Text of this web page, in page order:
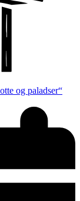
og paladser“